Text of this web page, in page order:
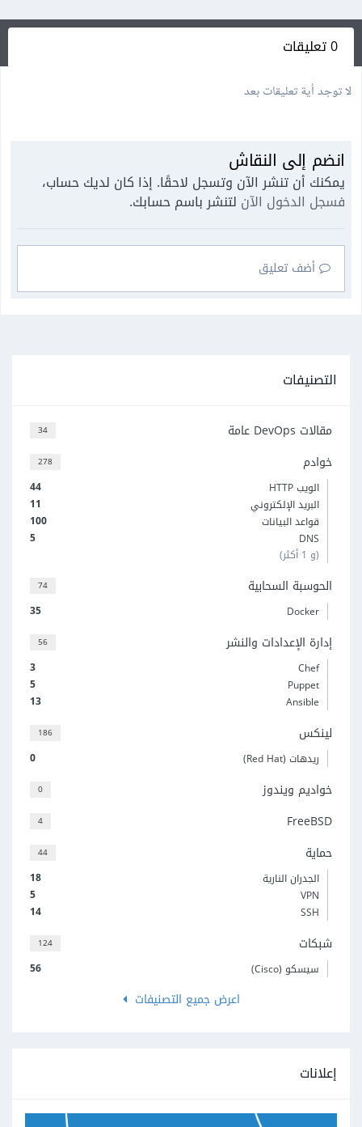
0 تعليقات
لا توجد أية تعليقات بعد
انضم إلى النقاش
يمكنك أن تنشر الآن وتسجل لاحقًا. إذا كان لديك حساب،
فسجل الدخول الآن لتنشر باسم حسابك.
أضف تعليق
التصنيفات
34 مقالات DevOps عامة
278 خوادم
44
الويب HTTP
11
البريد الإلكتروني
100
قواعد البيانات
5
DNS
(و 1 أكثر)
74 الحوسبة السحابية
35 Docker
56 إدارة الإعدادات والنشر
3
Chef
5
Puppet
13
Ansible
186 لينكس
0 ريدهات (Red Hat)
0 خواديم ويندوز
4 FreeBSD
44 حماية
18
الجدران النارية
5
VPN
14
SSH
124 شبكات
56 سيسكو (Cisco)
اعرض جميع التصنيفات
إعلانات